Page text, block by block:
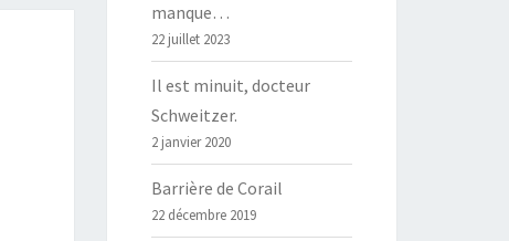
manque…
22 juillet 2023
Il est minuit, docteur
Schweitzer.
2 janvier 2020
Barrière de Corail
22 décembre 2019